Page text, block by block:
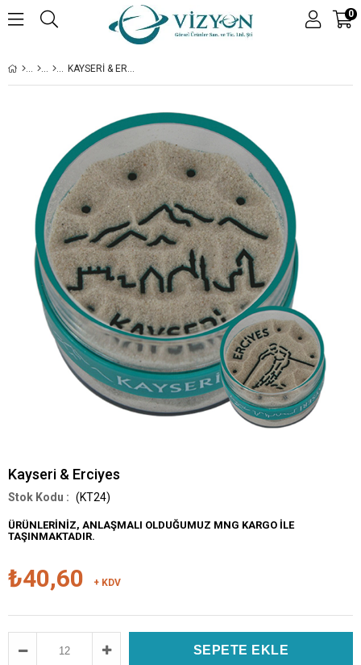
0
KAYSERI & ERCIYES
Kayseri & Erciyes
(KT24)
ÜRÜNLERİNİZ, ANLAŞMALI OLDUĞUMUZ MNG KARGO İLE
TAŞINMAKTADIR.
₺40,60 + KDV